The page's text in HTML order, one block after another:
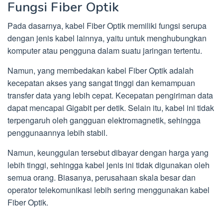
Fungsi Fiber Optik
Pada dasarnya, kabel Fiber Optik memiliki fungsi serupa
dengan jenis kabel lainnya, yaitu untuk menghubungkan
komputer atau pengguna dalam suatu jaringan tertentu.
Namun, yang membedakan kabel Fiber Optik adalah
kecepatan akses yang sangat tinggi dan kemampuan
transfer data yang lebih cepat. Kecepatan pengiriman data
dapat mencapai Gigabit per detik. Selain itu, kabel ini tidak
terpengaruh oleh gangguan elektromagnetik, sehingga
penggunaannya lebih stabil.
Namun, keunggulan tersebut dibayar dengan harga yang
lebih tinggi, sehingga kabel jenis ini tidak digunakan oleh
semua orang. Biasanya, perusahaan skala besar dan
operator telekomunikasi lebih sering menggunakan kabel
Fiber Optik.